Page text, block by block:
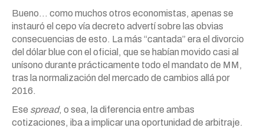
Bueno… como muchos otros economistas, apenas se
instauró el cepo vía decreto advertí sobre las obvias
consecuencias de esto. La más “cantada” era el divorcio
del dólar blue con el oficial, que se habían movido casi al
unísono durante prácticamente todo el mandato de MM,
tras la normalización del mercado de cambios allá por
2016.
Ese spread, o sea, la diferencia entre ambas
cotizaciones, iba a implicar una oportunidad de arbitraje.